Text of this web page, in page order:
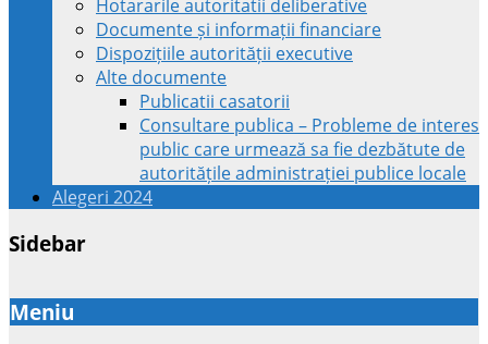
Hotararile autoritatii deliberative
Documente și informații financiare
Dispozițiile autorității executive
Alte documente
Publicatii casatorii
Consultare publica – Probleme de interes
public care urmează sa fie dezbătute de
autoritățile administrației publice locale
Alegeri 2024
Sidebar
Meniu